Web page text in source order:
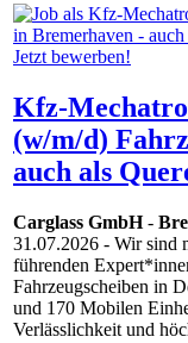
Kfz-
(w/m/d)
auch als
Carglass GmbH-
31.07.2026 - Wir sind
führenden
Fahrzeugscheiben in
und 170 Mobilen
Verlässlichkeit und